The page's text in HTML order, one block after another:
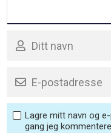
Lagre mitt navn og
gang jeg